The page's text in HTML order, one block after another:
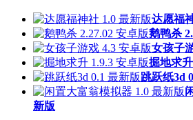
达愿福
鹅鸭杀
女孩子
掘地求
跳跃纸3d
新版